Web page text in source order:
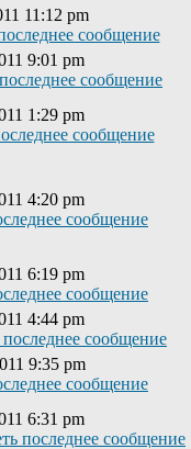
11:12 pm
9:01 pm
1:29 pm
4:20 pm
6:19 pm
4:44 pm
9:35 pm
6:31 pm